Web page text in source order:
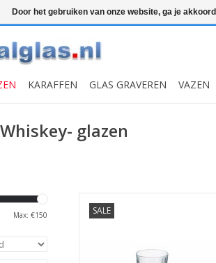
Snelle levering Graveren
KARAFFEN GLAS GRAVEREN VAZEN
glazen
Max: €150 SALE
Door het gebruiken van onze website, ga je